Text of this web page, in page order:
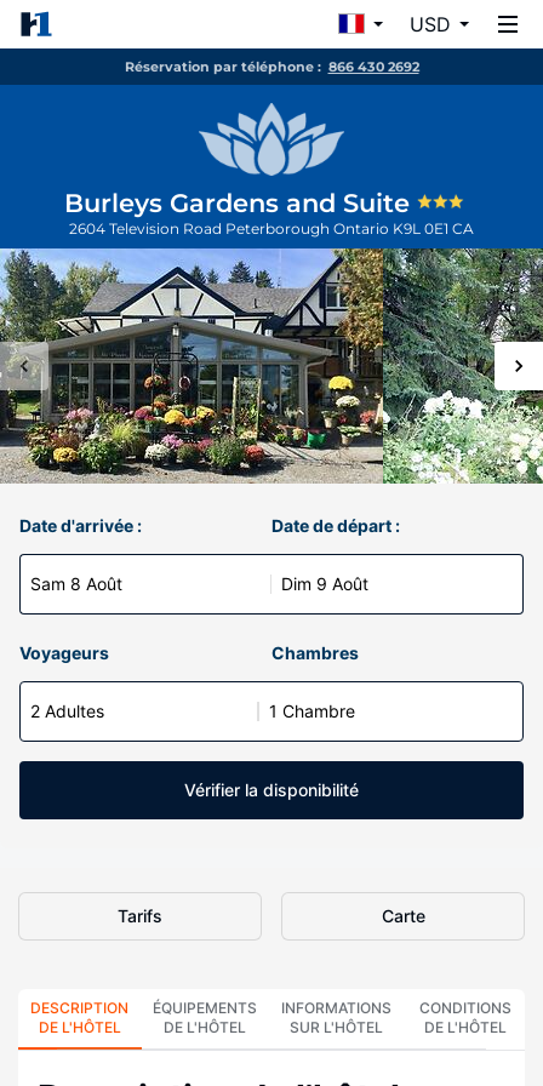
USD
Réservation par téléphone : 866 430 2692
Burleys Gardens and Suite
2604 Television Road Peterborough Ontario K9L 0E1 CA
Date d'arrivée :
Sam 8 Août
Date de départ :
Dim 9 Août
Voyageurs Chambres
2 Adultes 1 Chambre
Vérifier la disponibilité
Tarifs Carte
DESCRIPTION
DE L'HÔTEL
ÉQUIPEMENTS
DE L'HÔTEL
INFORMATIONS
SUR L'HÔTEL
CONDITIONS
DE L'HÔTEL